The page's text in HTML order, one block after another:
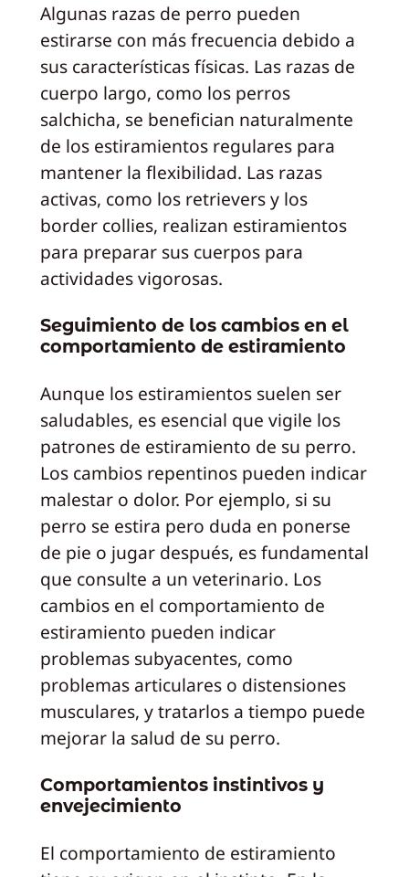
Algunas razas de perro pueden
estirarse con más frecuencia debido a
sus características físicas. Las razas de
cuerpo largo, como los perros
salchicha, se benefician naturalmente
de los estiramientos regulares para
mantener la flexibilidad. Las razas
activas, como los retrievers y los
border collies, realizan estiramientos
para preparar sus cuerpos para
actividades vigorosas.
Seguimiento de los cambios en el
comportamiento de estiramiento
Aunque los estiramientos suelen ser
saludables, es esencial que vigile los
patrones de estiramiento de su perro.
Los cambios repentinos pueden indicar
malestar o dolor. Por ejemplo, si su
perro se estira pero duda en ponerse
de pie o jugar después, es fundamental
que consulte a un veterinario. Los
cambios en el comportamiento de
estiramiento pueden indicar
problemas subyacentes, como
problemas articulares o distensiones
musculares, y tratarlos a tiempo puede
mejorar la salud de su perro.
Comportamientos instintivos y
envejecimiento
El comportamiento de estiramiento